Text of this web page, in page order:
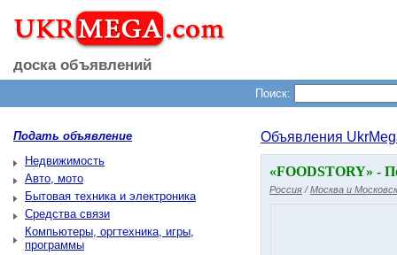
доска объявлений
Поиск:
Подать объявление
Недвижимость
Авто, мото
Бытовая техника и электроника
Средства связи
Компьютеры, оргтехника, игры,
программы
Объявления
«FOODSTORY» -
Россия /Москва и